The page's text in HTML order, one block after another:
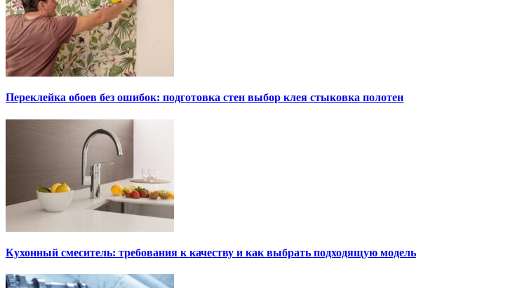
Переклейка обоев без ошибок: подготовка стен выбор клея стыковка полотен
Кухонный смеситель: требования к качеству и как выбрать подходящую модель